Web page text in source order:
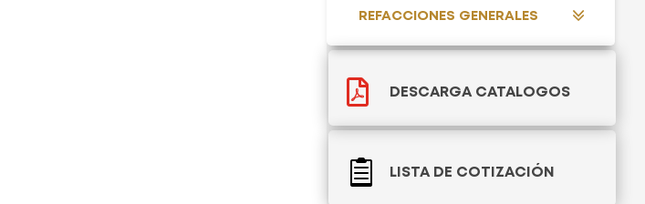
REFACCIONES GENERALES
 DESCARGA CATALOGOS
 LISTA DE COTIZACIÓN